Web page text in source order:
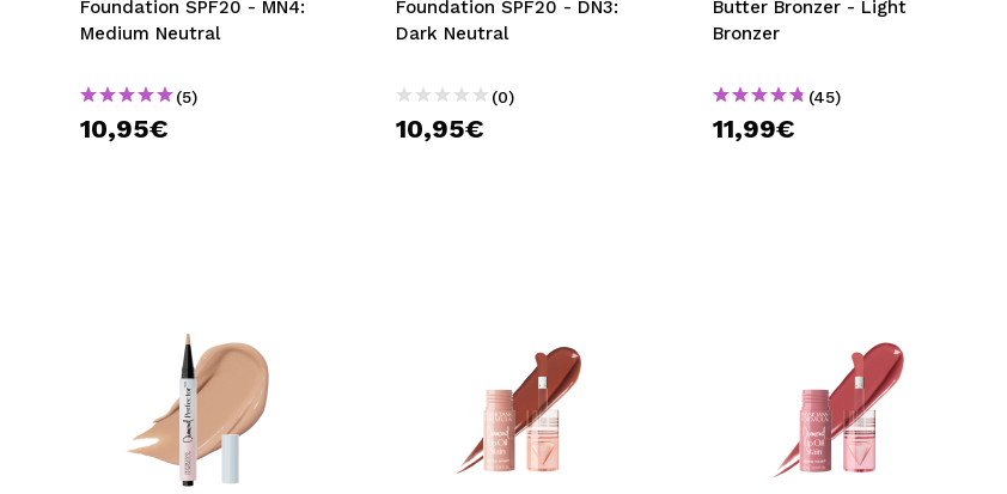
Foundation SPF20 - MN4:
Medium Neutral
(5)
10,95€
Foundation SPF20 - DN3:
Dark Neutral
(0)
10,95€
Butter Bronzer - Light
Bronzer
(45)
11,99€